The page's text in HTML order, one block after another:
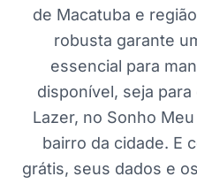
de Macatuba e
robusta garante
essencial para
disponível, seja
Lazer, no Sonho
bairro da cidade. E
grátis, seus dados e